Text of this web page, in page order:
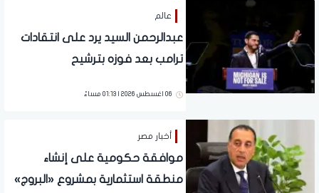
عالم
عبدالرحمن السيد يرد على انتقادات
ترامب بعد فوزه بترشيح
ميشيجان
06 اغسطس 2026 | 01:13 مساءً
أخبار مصر
موافقة حكومية على إنشاء
منطقة استثمارية بمشروع «البروج»